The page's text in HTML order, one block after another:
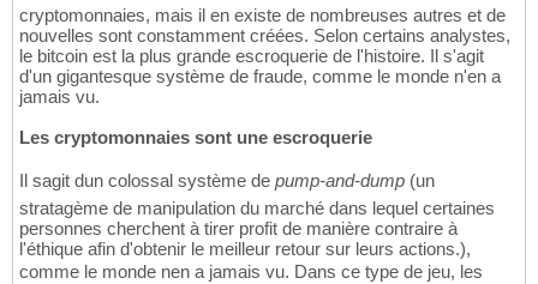
cryptomonnaies, mais il en existe de nombreuses autres et de
nouvelles sont constamment créées. Selon certains analystes,
le bitcoin est la plus grande escroquerie de l'histoire. Il s'agit
d'un gigantesque système de fraude, comme le monde n'en a
jamais vu.
Les cryptomonnaies sont une escroquerie
Il sagit dun colossal système de pump-and-dump (un
stratagème de manipulation du marché dans lequel certaines
personnes cherchent à tirer profit de manière contraire à
l'éthique afin d'obtenir le meilleur retour sur leurs actions.),
comme le monde nen a jamais vu. Dans ce type de jeu, les